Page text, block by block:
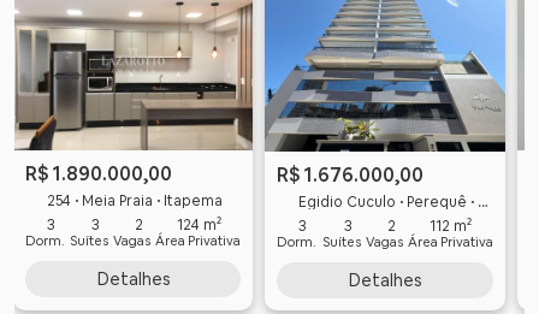
R$ 1.890.000,00
254 • Meia Praia • Itapema
3
Dorm.
3
Suítes
2
Vagas
124 m²
Área Privativa
Detalhes
R$ 1.676.000,00
Egidio Cuculo • Perequê • Porto Belo
3
Dorm.
3
Suítes
2
Vagas
112 m²
Área Privativa
Detalhes